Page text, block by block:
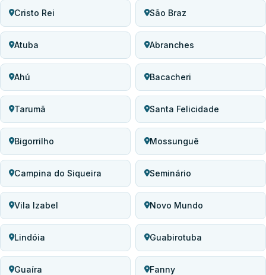
Cristo Rei São Braz
Atuba Abranches
Ahú Bacacheri
Tarumã Santa Felicidade
Bigorrilho Mossunguê
Campina do Siqueira Seminário
Vila Izabel Novo Mundo
Lindóia Guabirotuba
Guaíra Fanny